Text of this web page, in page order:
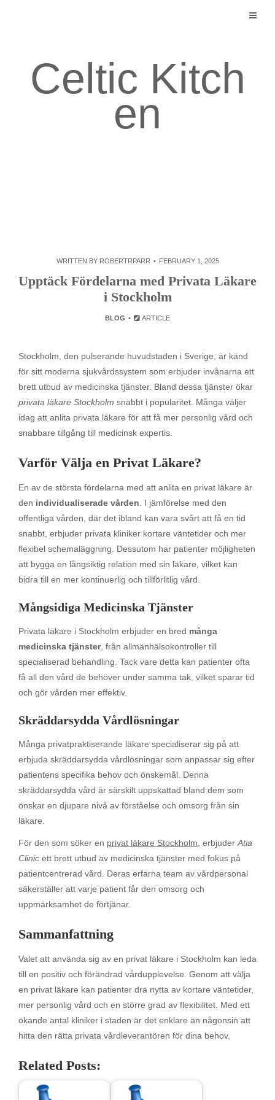
Celtic Kitch
en
WRITTEN BY ROBERTRPARR FEBRUARY 1, 2025
Upptäck Fördelarna med Privata Läkare
i Stockholm
BLOG ARTICLE
Stockholm, den pulserande huvudstaden i Sverige, är känd
för sitt moderna sjukvårdssystem som erbjuder invånarna ett
brett utbud av medicinska tjänster. Bland dessa tjänster ökar
privata läkare Stockholm snabbt i popularitet. Många väljer
idag att anlita privata läkare för att få mer personlig vård och
snabbare tillgång till medicinsk expertis.
Varför Välja en Privat Läkare?
En av de största fördelarna med att anlita en privat läkare är
den individualiserade vården . I jämförelse med den
offentliga vården, där det ibland kan vara svårt att få en tid
snabbt, erbjuder privata kliniker kortare väntetider och mer
flexibel schemaläggning. Dessutom har patienter möjligheten
att bygga en långsiktig relation med sin läkare, vilket kan
bidra till en mer kontinuerlig och tillförlitlig vård.
Mångsidiga Medicinska Tjänster
Privata läkare i Stockholm erbjuder en bred många
medicinska tjänster, från allmänhälsokontroller till
specialiserad behandling. Tack vare detta kan patienter ofta
få all den vård de behöver under samma tak, vilket sparar tid
och gör vården mer effektiv.
Skräddarsydda Vårdlösningar
Många privatpraktiserande läkare specialiserar sig på att
erbjuda skräddarsydda vårdlösningar som anpassar sig efter
patientens specifika behov och önskemål. Denna
skräddarsydda vård är särskilt uppskattad bland dem som
önskar en djupare nivå av förståelse och omsorg från sin
läkare.
För den som söker en privat läkare Stockholm, erbjuderAtia
Clinic ett brett utbud av medicinska tjänster med fokus på
patientcentrerad vård. Deras erfarna team av vårdpersonal
säkerställer att varje patient får den omsorg och
uppmärksamhet de förtjänar.
Sammanfattning
Valet att använda sig av en privat läkare i Stockholm kan leda
till en positiv och förändrad vårdupplevelse. Genom att välja
en privat läkare kan patienter dra nytta av kortare väntetider,
mer personlig vård och en större grad av flexibilitet. Med ett
ökande antal kliniker i staden är det enklare än någonsin att
hitta den rätta privata vårdleverantören för dina behov.
Related Posts: